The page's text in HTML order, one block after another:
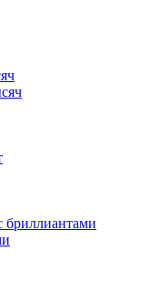
бриллиантами